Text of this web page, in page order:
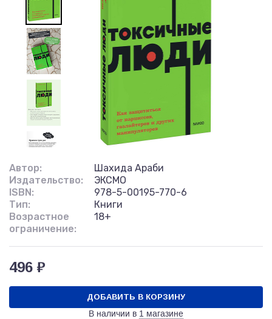
Автор:
Шахида Араби
Издательство:
ЭКСМО
ISBN:
978-5-00195-770-6
Тип:
Книги
Возрастное
ограничение:
18+
496 ₽
ДОБАВИТЬ В КОРЗИНУ
В наличии в 1 магазине